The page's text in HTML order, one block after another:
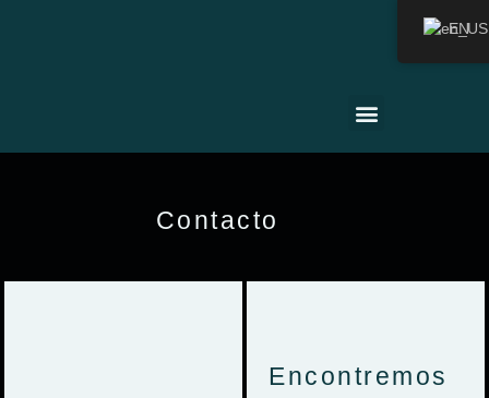
Contacto
Encontremos
EN